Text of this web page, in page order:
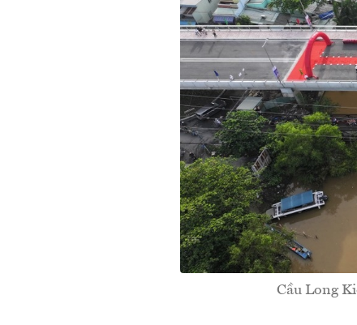
Cầu Long